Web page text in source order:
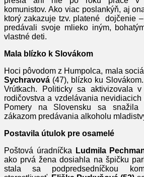
komunistov. Ako viac poslankýň, aj
ktorý zakazuje tzv. platené dojčenie
predávali svoje mlieko iným,
vlastné deti.
Mala blízko k Slovákom
Hoci pôvodom z Humpolca, mala
Sychravová (47), blízko ku
Vrútkach. Politicky sa aktivizovala
rodičovstva a vzdelávania
Pomery na Slovensku sa
zákazom predávania alkoholu
Postavila útulok pre osamelé
Poštová úradníčka
Ludmila
ako prvá žena dosiahla na špičku
stala sa podpredsedníčkou